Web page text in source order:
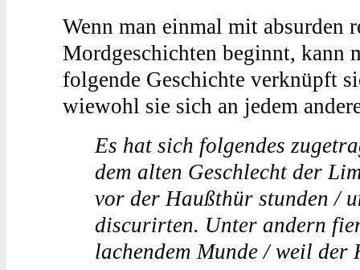
Wenn man einmal mit absurden
Mordgeschichten beginnt, kann
folgende Geschichte verknüpft
wiewohl sie sich an jedem
Es hat sich folgendes
dem alten Geschlecht der
vor der Haußthür stunden /
discurirten. Unter andern
lachendem Munde / weil